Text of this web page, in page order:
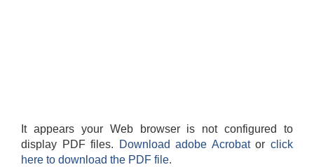
It appears your Web browser is not configured to
display PDF files.
Download adobe Acrobatorclick
here to download the PDF file.